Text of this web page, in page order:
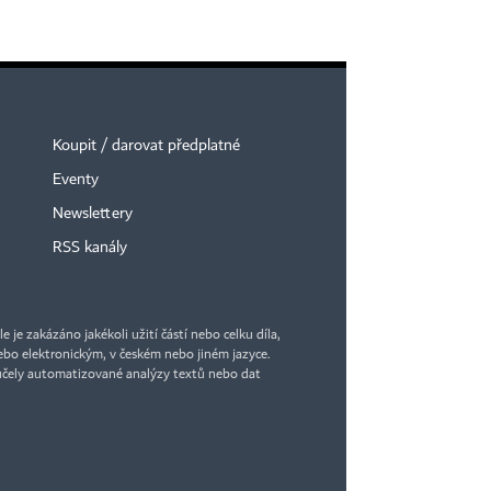
Koupit / darovat předplatné
Eventy
Newslettery
RSS kanály
je zakázáno jakékoli užití částí nebo celku díla,
elektronickým, v českém nebo jiném jazyce.
automatizované analýzy textů nebo dat